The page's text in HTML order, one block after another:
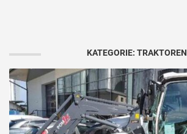
KATEGORIE: TRAKTOREN